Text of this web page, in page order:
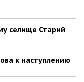
селище Старий
к наступлению